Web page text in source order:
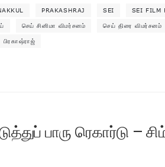
PRAKASHRAJ SEI SEI FILM
செய் சினிமா விமர்சனம் செய் திரை விமர்சனம்
பிரகாஷ்ராஜ்
பாரு ரெகார்டு –